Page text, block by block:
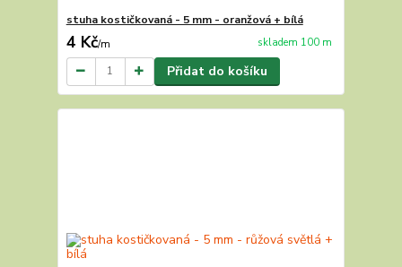
stuha kostičkovaná - 5 mm - oranžová + bílá
4 Kč/m skladem 100 m
Přidat do košíku